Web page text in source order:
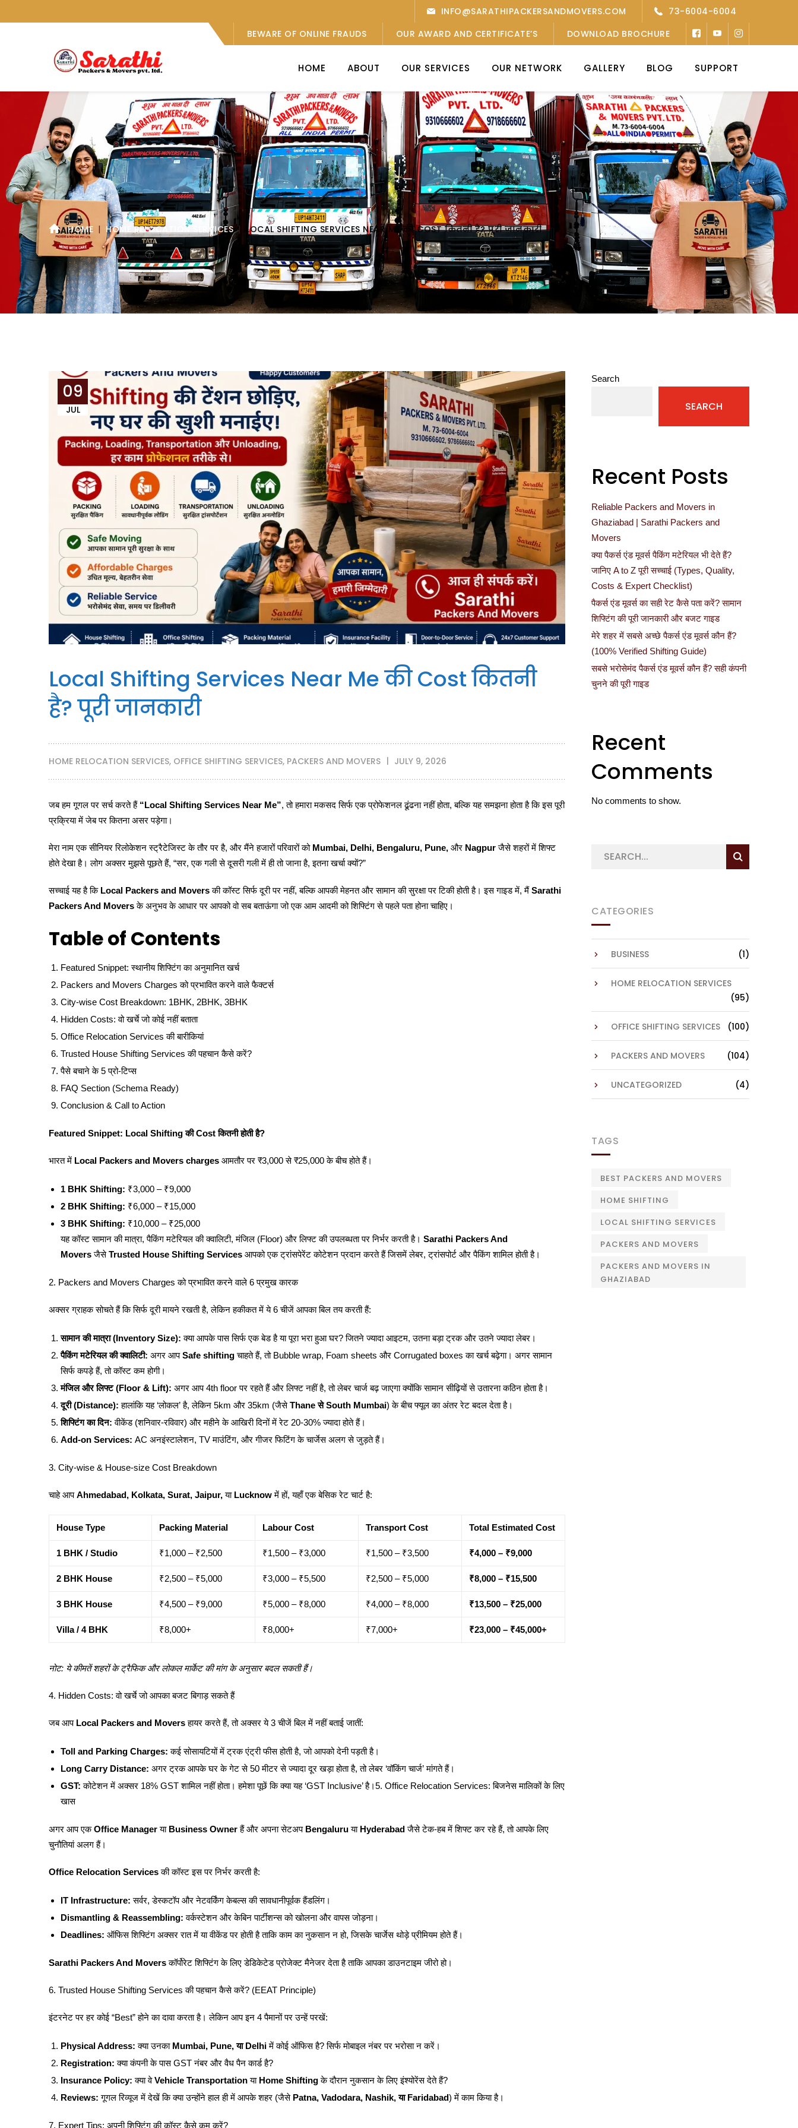
INFO@SARATHIPACKERSANDMOVERS.COM
73-6004-6004
BEWARE OF ONLINE FRAUDS
OUR AWARD AND CERTIFICATE’S DOWNLOAD BROCHURE
HOME ABOUT OUR SERVICES OUR NETWORK GALLERY BLOG SUPPORT
HOME HOME RELOCATION SERVICES LOCAL SHIFTING SERVICES NEAR ME की COST कितनी है? पूरी जानकारी
09
JUL
Local Shifting Services Near Me की Cost कितनी
है? पूरी जानकारी
HOME RELOCATION SERVICES, OFFICE SHIFTING SERVICES, PACKERS AND MOVERS JULY 9, 2026
जब हम गूगल पर सर्च करते हैं “Local Shifting Services Near Me”, तो हमारा मकसद सिर्फ एक प्रोफेशनल ढूंढना नहीं होता, बल्कि यह समझना होता है कि इस पूरी
प्रक्रिया में जेब पर कितना असर पड़ेगा।
मेरा नाम एक सीनियर रिलोकेशन स्ट्रैटेजिस्ट के तौर पर है, और मैंने हजारों परिवारों को Mumbai, Delhi, Bengaluru, Pune, और Nagpur जैसे शहरों में शिफ्ट
होते देखा है। लोग अक्सर मुझसे पूछते हैं, “सर, एक गली से दूसरी गली में ही तो जाना है, इतना खर्चा क्यों?”
सच्चाई यह है कि Local Packers and Movers की कॉस्ट सिर्फ दूरी पर नहीं, बल्कि आपकी मेहनत और सामान की सुरक्षा पर टिकी होती है। इस गाइड में, मैं Sarathi
Packers And Movers के अनुभव के आधार पर आपको वो सब बताऊंगा जो एक आम आदमी को शिफ्टिंग से पहले पता होना चाहिए।
Table of Contents
Featured Snippet: स्थानीय शिफ्टिंग का अनुमानित खर्च
Packers and Movers Charges को प्रभावित करने वाले फैक्टर्स
City-wise Cost Breakdown: 1BHK, 2BHK, 3BHK
Hidden Costs: वो खर्चे जो कोई नहीं बताता
Office Relocation Services की बारीकियां
Trusted House Shifting Services की पहचान कैसे करें?
पैसे बचाने के 5 प्रो-टिप्स
FAQ Section (Schema Ready)
Conclusion & Call to Action
Featured Snippet: Local Shifting की Cost कितनी होती है?
भारत में Local Packers and Movers charges आमतौर पर ₹3,000 से ₹25,000 के बीच होते हैं।
1 BHK Shifting: ₹3,000 – ₹9,000
2 BHK Shifting: ₹6,000 – ₹15,000
3 BHK Shifting: ₹10,000 – ₹25,000
यह कॉस्ट सामान की मात्रा, पैकिंग मटेरियल की क्वालिटी, मंजिल (Floor) और लिफ्ट की उपलब्धता पर निर्भर करती है। Sarathi Packers And
Movers जैसे Trusted House Shifting Services आपको एक ट्रांसपेरेंट कोटेशन प्रदान करते हैं जिसमें लेबर, ट्रांसपोर्ट और पैकिंग शामिल होती है।
2. Packers and Movers Charges को प्रभावित करने वाले 6 प्रमुख कारक
अक्सर ग्राहक सोचते हैं कि सिर्फ दूरी मायने रखती है, लेकिन हकीकत में ये 6 चीजें आपका बिल तय करती हैं:
सामान की मात्रा (Inventory Size): क्या आपके पास सिर्फ एक बेड है या पूरा भरा हुआ घर? जितने ज्यादा आइटम, उतना बड़ा ट्रक और उतने ज्यादा लेबर।
पैकिंग मटेरियल की क्वालिटी: अगर आप Safe shifting चाहते हैं, तो Bubble wrap, Foam sheets और Corrugated boxes का खर्च बढ़ेगा। अगर सामान
सिर्फ कपड़े हैं, तो कॉस्ट कम होगी।
मंजिल और लिफ्ट (Floor & Lift): अगर आप 4th floor पर रहते हैं और लिफ्ट नहीं है, तो लेबर चार्ज बढ़ जाएगा क्योंकि सामान सीढ़ियों से उतारना कठिन होता है।
दूरी (Distance): हालांकि यह ‘लोकल’ है, लेकिन 5km और 35km (जैसे Thane से South Mumbai) के बीच फ्यूल का अंतर रेट बदल देता है।
शिफ्टिंग का दिन: वीकेंड (शनिवार-रविवार) और महीने के आखिरी दिनों में रेट 20-30% ज्यादा होते हैं।
Add-on Services: AC अनइंस्टालेशन, TV माउंटिंग, और गीजर फिटिंग के चार्जेस अलग से जुड़ते हैं।
3. City-wise & House-size Cost Breakdown
चाहे आप Ahmedabad, Kolkata, Surat, Jaipur, या Lucknow में हों, यहाँ एक बेसिक रेट चार्ट है:
House Type Packing Material Labour Cost Transport Cost Total Estimated Cost
1 BHK / Studio ₹1,000 – ₹2,500 ₹1,500 – ₹3,000 ₹1,500 – ₹3,500 ₹4,000 – ₹9,000
2 BHK House ₹2,500 – ₹5,000 ₹3,000 – ₹5,500 ₹2,500 – ₹5,000 ₹8,000 – ₹15,500
3 BHK House ₹4,500 – ₹9,000 ₹5,000 – ₹8,000 ₹4,000 – ₹8,000 ₹13,500 – ₹25,000
Villa / 4 BHK ₹8,000+ ₹8,000+ ₹7,000+ ₹23,000 – ₹45,000+
नोट: ये कीमतें शहरों के ट्रैफिक और लोकल मार्केट की मांग के अनुसार बदल सकती हैं।
4. Hidden Costs: वो खर्चे जो आपका बजट बिगाड़ सकते हैं
जब आप Local Packers and Movers हायर करते हैं, तो अक्सर ये 3 चीजें बिल में नहीं बताई जातीं:
Toll and Parking Charges: कई सोसायटियों में ट्रक एंट्री फीस होती है, जो आपको देनी पड़ती है।
Long Carry Distance: अगर ट्रक आपके घर के गेट से 50 मीटर से ज्यादा दूर खड़ा होता है, तो लेबर ‘वॉकिंग चार्ज’ मांगते हैं।
GST: कोटेशन में अक्सर 18% GST शामिल नहीं होता। हमेशा पूछें कि क्या यह ‘GST Inclusive’ है।5. Office Relocation Services: बिजनेस मालिकों के लिए
खास
अगर आप एक Office Manager या Business Owner हैं और अपना सेटअप Bengaluru या Hyderabad जैसे टेक-हब में शिफ्ट कर रहे हैं, तो आपके लिए
चुनौतियां अलग हैं।
Office Relocation Services की कॉस्ट इस पर निर्भर करती है:
IT Infrastructure: सर्वर, डेस्कटॉप और नेटवर्किंग केबल्स की सावधानीपूर्वक हैंडलिंग।
Dismantling & Reassembling: वर्कस्टेशन और केबिन पार्टीशन्स को खोलना और वापस जोड़ना।
Deadlines: ऑफिस शिफ्टिंग अक्सर रात में या वीकेंड पर होती है ताकि काम का नुकसान न हो, जिसके चार्जेस थोड़े प्रीमियम होते हैं।
Sarathi Packers And Movers कॉर्पोरेट शिफ्टिंग के लिए डेडिकेटेड प्रोजेक्ट मैनेजर देता है ताकि आपका डाउनटाइम जीरो हो।
6. Trusted House Shifting Services की पहचान कैसे करें? (EEAT Principle)
इंटरनेट पर हर कोई “Best” होने का दावा करता है। लेकिन आप इन 4 पैमानों पर उन्हें परखें:
Physical Address: क्या उनका Mumbai, Pune, या Delhi में कोई ऑफिस है? सिर्फ मोबाइल नंबर पर भरोसा न करें।
Registration: क्या कंपनी के पास GST नंबर और वैध पैन कार्ड है?
Insurance Policy: क्या वे Vehicle Transportation या Home Shifting के दौरान नुकसान के लिए इंश्योरेंस देते हैं?
Reviews: गूगल रिव्यूज में देखें कि क्या उन्होंने हाल ही में आपके शहर (जैसे Patna, Vadodara, Nashik, या Faridabad) में काम किया है।
7. Expert Tips: अपनी शिफ्टिंग की कॉस्ट कैसे कम करें?
Search
SEARCH
Recent Posts
Reliable Packers and Movers in
Ghaziabad | Sarathi Packers and
Movers
क्या पैकर्स एंड मूवर्स पैकिंग मटेरियल भी देते हैं?
जानिए A to Z पूरी सच्चाई (Types, Quality,
Costs & Expert Checklist)
पैकर्स एंड मूवर्स का सही रेट कैसे पता करें? सामान
शिफ्टिंग की पूरी जानकारी और बजट गाइड
मेरे शहर में सबसे अच्छे पैकर्स एंड मूवर्स कौन हैं?
(100% Verified Shifting Guide)
सबसे भरोसेमंद पैकर्स एंड मूवर्स कौन हैं? सही कंपनी
चुनने की पूरी गाइड
Recent
Comments
No comments to show.
CATEGORIES
BUSINESS (1)
HOME RELOCATION SERVICES
(95)
OFFICE SHIFTING SERVICES (100)
PACKERS AND MOVERS (104)
UNCATEGORIZED (4)
TAGS
BEST PACKERS AND MOVERS
HOME SHIFTING
LOCAL SHIFTING SERVICES
PACKERS AND MOVERS
PACKERS AND MOVERS IN
GHAZIABAD